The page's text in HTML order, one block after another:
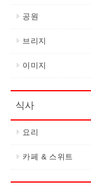
공원
브리지
이미지
식사
요리
카페 & 스위트